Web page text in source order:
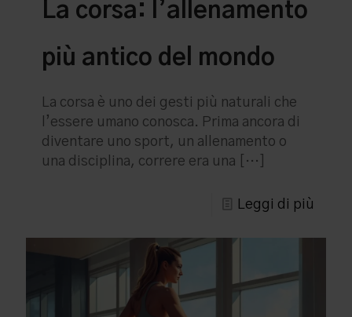
La corsa: l’allenamento
più antico del mondo
La corsa è uno dei gesti più naturali che
l’essere umano conosca. Prima ancora di
diventare uno sport, un allenamento o
una disciplina, correre era una […]
Leggi di più